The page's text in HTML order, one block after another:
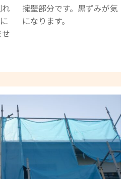
擁壁部分です。黒ずみが気
になります。